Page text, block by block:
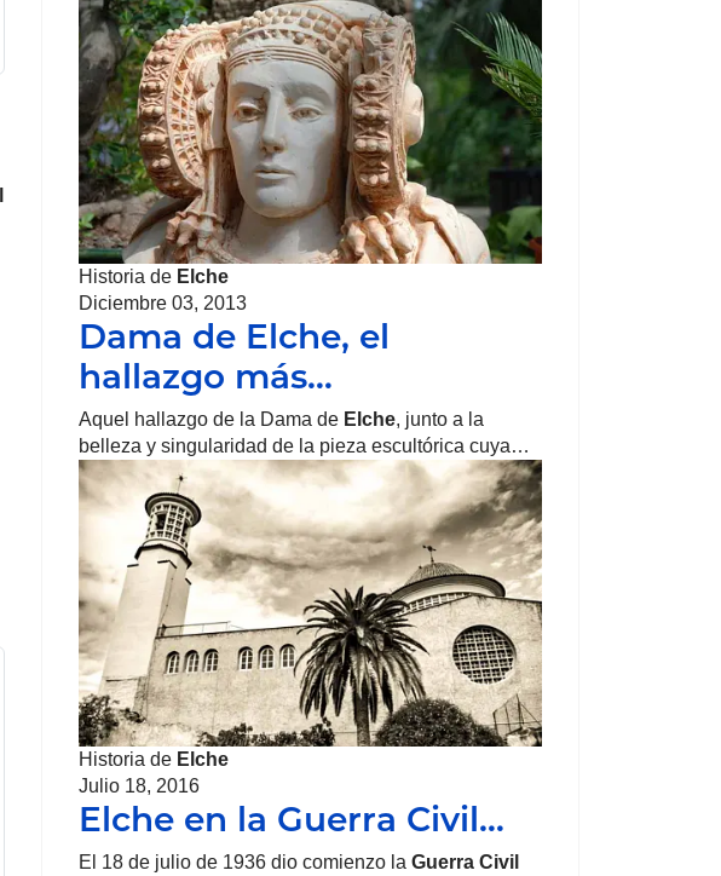
Historia de Elche
Diciembre 03, 2013
Dama de Elche, el
hallazgo más…
Aquel hallazgo de la Dama de Elche, junto a la
belleza y singularidad de la pieza escultórica cuya…
Historia de Elche
Julio 18, 2016
Elche en la Guerra Civil…
El 18 de julio de 1936 dio comienzo la Guerra Civil